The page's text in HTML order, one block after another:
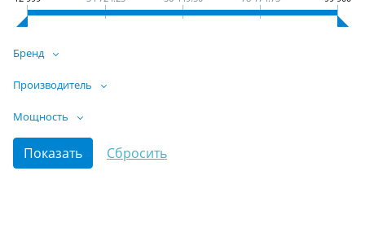
Бренд
Производитель
Мощность